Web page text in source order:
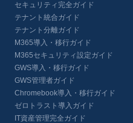
セキュリティ完全ガイド
テナント統合ガイド
テナント分離ガイド
M365導入・移行ガイド
M365セキュリティ設定ガイド
GWS導入・移行ガイド
GWS管理者ガイド
Chromebook導入・移行ガイド
ゼロトラスト導入ガイド
IT資産管理完全ガイド